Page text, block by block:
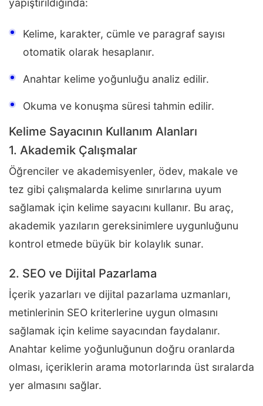
yapıştırıldığında:
Kelime, karakter, cümle ve paragraf sayısı
otomatik olarak hesaplanır.
Anahtar kelime yoğunluğu analiz edilir.
Okuma ve konuşma süresi tahmin edilir.
Kelime Sayacının Kullanım Alanları
1. Akademik Çalışmalar
Öğrenciler ve akademisyenler, ödev, makale ve
tez gibi çalışmalarda kelime sınırlarına uyum
sağlamak için kelime sayacını kullanır. Bu araç,
akademik yazıların gereksinimlere uygunluğunu
kontrol etmede büyük bir kolaylık sunar.
2. SEO ve Dijital Pazarlama
İçerik yazarları ve dijital pazarlama uzmanları,
metinlerinin SEO kriterlerine uygun olmasını
sağlamak için kelime sayacından faydalanır.
Anahtar kelime yoğunluğunun doğru oranlarda
olması, içeriklerin arama motorlarında üst sıralarda
yer almasını sağlar.